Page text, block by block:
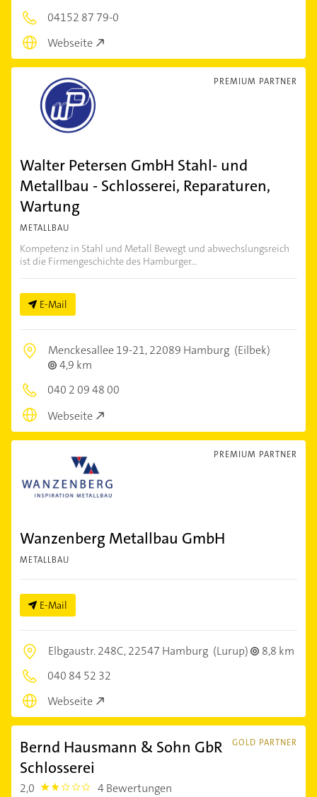
04152 87 79-0
Webseite
PREMIUM PARTNER
Walter Petersen GmbH Stahl- und
Metallbau - Schlosserei, Reparaturen,
Wartung
METALLBAU
Kompetenz in Stahl und Metall Bewegt und abwechslungsreich
ist die Firmengeschichte des Hamburger...
E-Mail
Menckesallee 19-21,22089 Hamburg (Eilbek)
4,9 km
040 2 09 48 00
Webseite
PREMIUM PARTNER
Wanzenberg Metallbau GmbH
METALLBAU
E-Mail
Elbgaustr. 248C,22547 Hamburg (Lurup)
8,8 km
040 84 52 32
Webseite
GOLD PARTNER
Bernd Hausmann & Sohn GbR
Schlosserei
2,0 2.0 4 Bewertungen